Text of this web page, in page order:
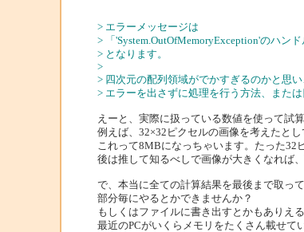
> エラーメッセージは
> 「'System.OutOfMemoryException'のハン
> となります。
>
> 四次元の配列領域がでかすぎるのかと思
> エラーを出さずに処理を行う方法、また
えーと、実際に扱っている数値を使って試
例えば、32×32ピクセルの画像を考えたと
これって8MBになっちゃいます。たった32
後は推して知るべしで画像が大きくなれば
で、本当に全ての計算結果を最後まで取っ
部分毎にやるとかできませんか？
もしくはファイルに書き出すとかもありえ
最近のPCがいくらメモリをたくさん載せて